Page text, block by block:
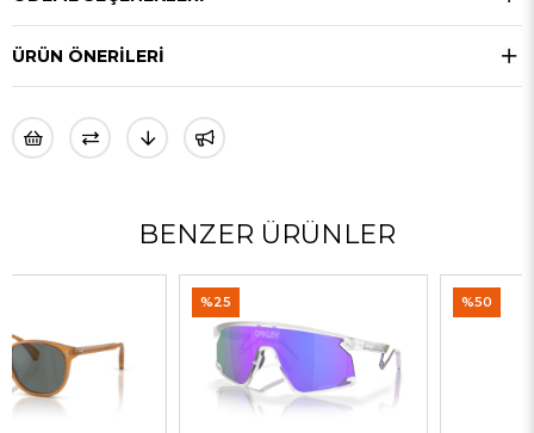
ÜRÜN ÖNERILERI
BENZER ÜRÜNLER